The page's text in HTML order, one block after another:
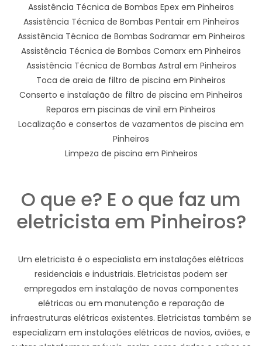
Assistência Técnica de Bombas Epex em Pinheiros
Assistência Técnica de Bombas Pentair em Pinheiros
Assistência Técnica de Bombas Sodramar em Pinheiros
Assistência Técnica de Bombas Comarx em Pinheiros
Assistência Técnica de Bombas Astral em Pinheiros
Toca de areia de filtro de piscina em Pinheiros
Conserto e instalação de filtro de piscina em Pinheiros
Reparos em piscinas de vinil em Pinheiros
Localização e consertos de vazamentos de piscina em
Pinheiros
Limpeza de piscina em Pinheiros
O que e? E o que faz um
eletricista em Pinheiros?
Um eletricista é o especialista em instalações elétricas
residenciais e industriais. Eletricistas podem ser
empregados em instalação de novas componentes
elétricas ou em manutenção e reparação de
infraestruturas elétricas existentes. Eletricistas também se
especializam em instalações elétricas de navios, aviões, e